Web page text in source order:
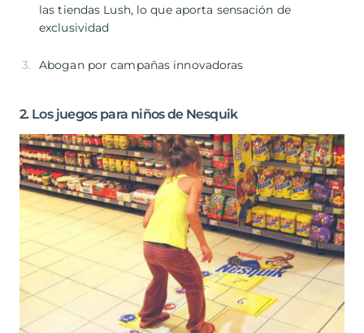
las tiendas Lush, lo que aporta sensación de
exclusividad
Abogan por campañas innovadoras
2. Los juegos para niños de Nesquik